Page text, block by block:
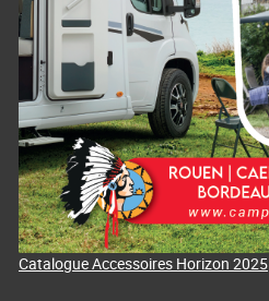
Catalogue Accessoires Horizon 2025